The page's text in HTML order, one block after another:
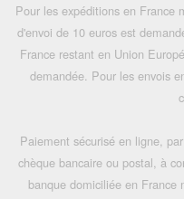
Pour les expéditions en France
d'envoi de 10 euros est
France restant en Union
demandée. Pour les envois
Paiement sécurisé en ligne,
chèque bancaire ou postal, à
banque domiciliée en France